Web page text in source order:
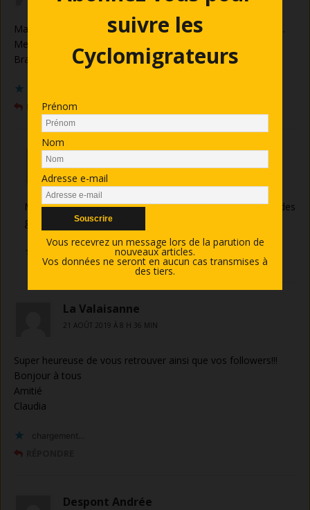
Mais nous ça nous attire cette folle expérience..allez savoir…
Merci d avoir médiatiser cette course
Bravo à tous et TOUTES
RÉPONDRE
Lavigne-Connault
Moi je vous encouragerai avec des galettes saucisses et des
gâteaux Paris Brest bien crémeux ! Hein Bernard !
La Valaisanne
21 AOÛT 2019 À 8 H 36 MIN
Super heureuse de vous retrouver ainsi que vos followers!!!
Bonjour à tous
Amitié
Claudia
chargement…
Despont Andrée
suivre les
Cyclomigrateurs
Prénom
Nom
Adresse e-mail
Vous recevrez un message lors de la parution de
nouveaux articles.
Vos données ne seront en aucun cas transmises à
des tiers.